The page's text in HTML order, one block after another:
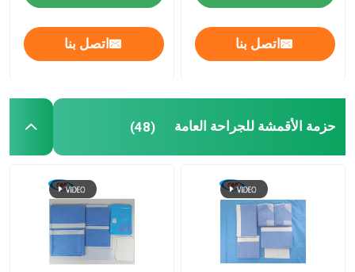
أخبار
اطلب اقتباس
الستائر الجراحية المستخدمة لمرة واحدة
اتصل بنا اتصل بنا
حزمة الأقمشة للجراحة العامة (48)